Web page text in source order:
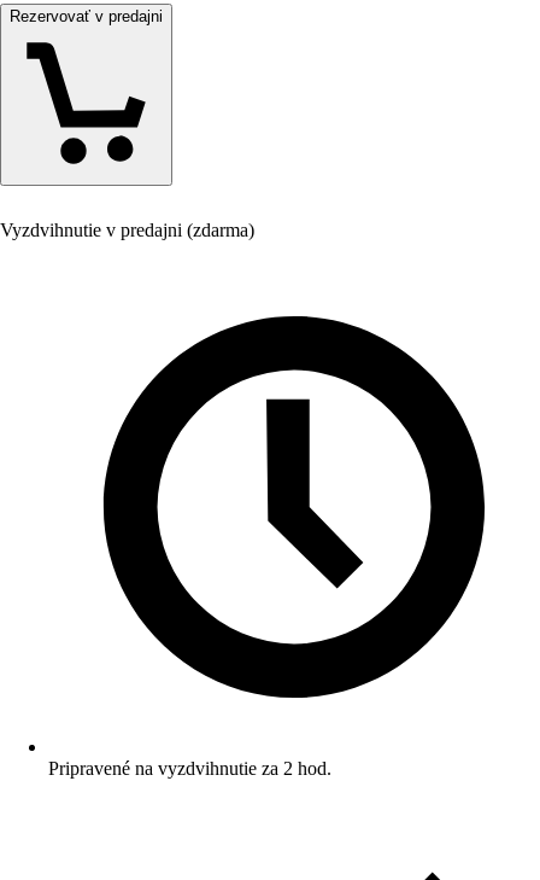
Rezervovať v predajni
Vyzdvihnutie v predajni (zdarma)
Pripravené na vyzdvihnutie za 2 hod.